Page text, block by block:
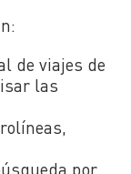
de viajes de
las
por